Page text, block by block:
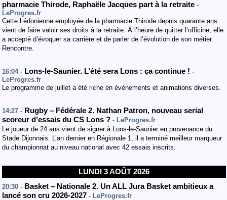
pharmacie Thirode, Raphaële Jacques part à la retraite -
LeProgres.fr
Cette Lédonienne employée de la pharmacie Thirode depuis quarante ans
vient de faire valoir ses droits à la retraite. À l’heure de quitter l’officine, elle
a accepté d’évoquer sa carrière et de parler de l’évolution de son métier.
Rencontre.
16:04 - Lons-le-Saunier. L’été sera Lons : ça continue ! -
LeProgres.fr
Le programme de juillet a été riche en événements et animations diverses.
14:27 - Rugby – Fédérale 2. Nathan Patron, nouveau serial
scoreur d’essais du CS Lons ? - LeProgres.fr
Le joueur de 24 ans vient de signer à Lons-le-Saunier en provenance du
Stade Dijonnais. L’an dernier en Régionale 1, il a terminé meilleur marqueur
du championnat au niveau national avec 42 essais inscrits.
LUNDI 3 AOÛT 2026
20:30 - Basket – Nationale 2. Un ALL Jura Basket ambitieux a
lancé son cru 2026-2027 - LeProgres.fr